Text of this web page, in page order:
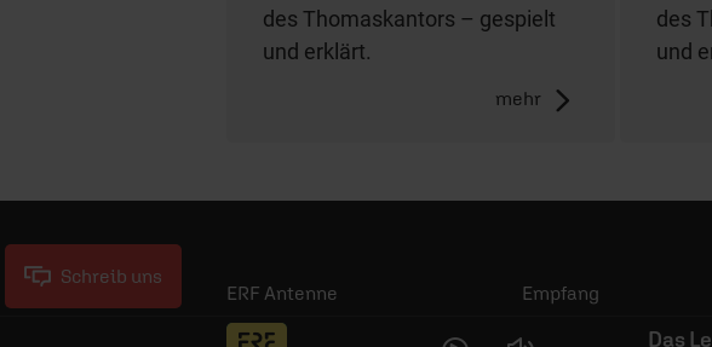
des Thomaskantors – gespielt
und erklärt.
mehr
des
und
ERF Antenne
ERF Community
Empfang
Jobs
Das
Schreib uns